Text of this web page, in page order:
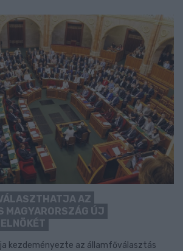
AZ
MAGYARORSZÁG ÚJ
kezdeményezte az államfőválasztás